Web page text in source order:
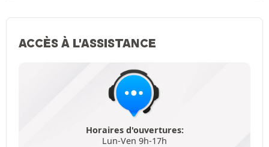
ACCÈS À L'ASSISTANCE
Horaires d'ouvertures:
Lun-Ven 9h-17h